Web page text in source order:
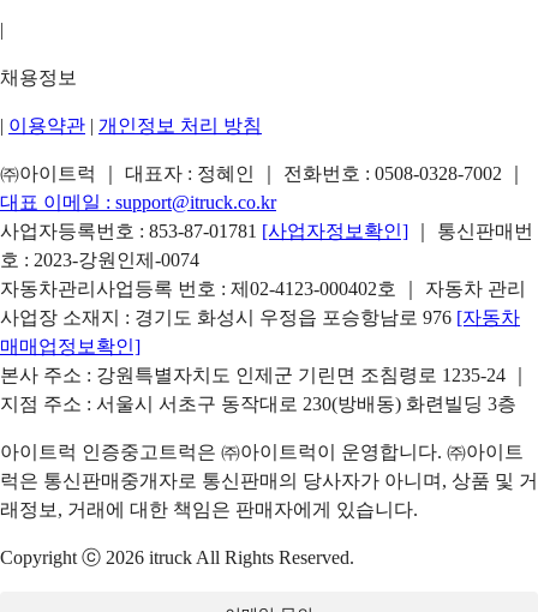
|
채용정보
| 이용약관 | 개인정보 처리 방침
㈜아이트럭 ｜ 대표자 : 정혜인 ｜ 전화번호 : 0508-0328-7002
대표 이메일 : support@itruck.co.kr
사업자등록번호 : 853-87-01781 [사업자정보확인]
｜ 통신판매번
호 : 2023-강원인제-0074
자동차관리사업등록 번호 : 제02-4123-000402호 ｜ 자동차 관리
사업장 소재지 : 경기도 화성시 우정읍 포승항남로 976 [자동차
매매업정보확인]
본사 주소 : 강원특별자치도 인제군 기린면 조침령로 1235-24 ｜
지점 주소 : 서울시 서초구 동작대로 230(방배동) 화련빌딩 3층
아이트럭 인증중고트럭은 ㈜아이트럭이 운영합니다. ㈜아이트
럭은 통신판매중개자로 통신판매의 당사자가 아니며, 상품 및 거
래정보, 거래에 대한 책임은 판매자에게 있습니다.
Copyright ⓒ 2026 itruck All Rights Reserved.